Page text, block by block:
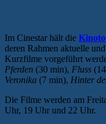
Im Cinestar hält die
deren Rahmen aktuelle
Kurzfilme vorgeführt
Pferden (30 min), Fluss
Veronika (7 min), Hinter
Die Filme werden am
Uhr, 19 Uhr und 22 Uhr.